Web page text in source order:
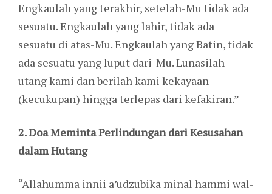
Engkaulah yang terakhir, setelah-Mu tidak ada
sesuatu. Engkaulah yang lahir, tidak ada
sesuatu di atas-Mu. Engkaulah yang Batin, tidak
ada sesuatu yang luput dari-Mu. Lunasilah
utang kami dan berilah kami kekayaan
(kecukupan) hingga terlepas dari kefakiran.”
2. Doa Meminta Perlindungan dari Kesusahan
dalam Hutang
“Allahumma innii a’udzubika minal hammi wal-